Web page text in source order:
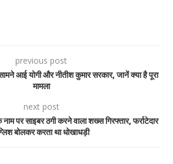
previous post
आई योगी और नीतीश कुमार सरकार, जानें क्या है पूरा
मामला
next post
पर साइबर ठगी करने वाला शख्स गिरफ्तार, फर्राटेदार
बोलकर करता था धोखाधड़ी